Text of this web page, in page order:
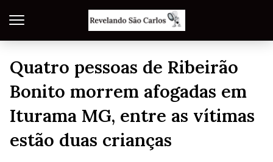
Quatro pessoas de Ribeirão
Bonito morrem afogadas em
Iturama MG, entre as vítimas
estão duas crianças